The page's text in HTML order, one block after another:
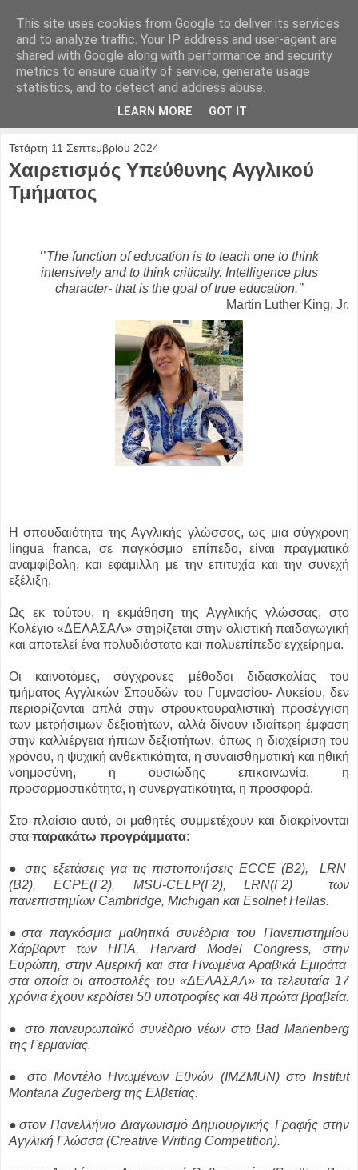
Τετάρτη 11 Σεπτεμβρίου 2024
Χαιρετισμός Υπεύθυνης Αγγλικού
Τμήματος
‘’The function of education is to teach one to think
intensively and to think critically. Intelligence plus
character- that is the goal of true education.’’
Martin Luther King, Jr.
Η σπουδαιότητα της Αγγλικής γλώσσας, ως μια σύγχρονη
lingua franca, σε παγκόσμιο επίπεδο, είναι πραγματικά
αναμφίβολη, και εφάμιλλη με την επιτυχία και την συνεχή
εξέλιξη.
Ως εκ τούτου, η εκμάθηση της Αγγλικής γλώσσας, στο
Κολέγιο «ΔΕΛΑΣΑΛ» στηρίζεται στην ολιστική παιδαγωγική
και αποτελεί ένα πολυδιάστατο και πολυεπίπεδο εγχείρημα.
Οι καινοτόμες, σύγχρονες μέθοδοι διδασκαλίας του
τμήματος Αγγλικών Σπουδών του Γυμνασίου- Λυκείου, δεν
περιορίζονται απλά στην στρουκτουραλιστική προσέγγιση
των μετρήσιμων δεξιοτήτων, αλλά δίνουν ιδιαίτερη έμφαση
στην καλλιέργεια ήπιων δεξιοτήτων, όπως η διαχείριση του
χρόνου, η ψυχική ανθεκτικότητα, η συναισθηματική και ηθική
νοημοσύνη, η ουσιώδης επικοινωνία, η
προσαρμοστικότητα, η συνεργατικότητα, η προσφορά.
Στο πλαίσιο αυτό, οι μαθητές συμμετέχουν και διακρίνονται
στα παρακάτω προγράμματα:
●
στις εξετάσεις για τις πιστοποιήσεις ECCE (B2), LRN
(B2), ECPE(Γ2), MSU-CELP(Γ2), LRN(Γ2) των
πανεπιστημίων Cambridge, Michigan και Esolnet Hellas.
●στα παγκόσμια μαθητικά συνέδρια του Πανεπιστημίου
Χάρβαρντ των ΗΠΑ, Harvard Model Congress, στην
Ευρώπη, στην Αμερική και στα Ηνωμένα Αραβικά Εμιράτα
στα οποία οι αποστολές του «ΔΕΛΑΣΑΛ» τα τελευταία 17
χρόνια έχουν κερδίσει 50 υποτροφίες και 48 πρώτα βραβεία.
● στο πανευρωπαϊκό συνέδριο νέων στο Bad Marienberg
της Γερμανίας.
● στο Μοντέλο Ηνωμένων Εθνών (IMZMUN) στο Institut
Montana Zugerberg της Ελβετίας.
●στον Πανελλήνιο Διαγωνισμό Δημιουργικής Γραφής στην
Αγγλική Γλώσσα (Creative Writing Competition).
This site uses cookies from Google to deliver its services
and to analyze traffic. Your IP address and user-agent are
shared with Google along with performance and security
metrics to ensure quality of service, generate usage
statistics, and to detect and address abuse.
LEARN MORE GOT IT